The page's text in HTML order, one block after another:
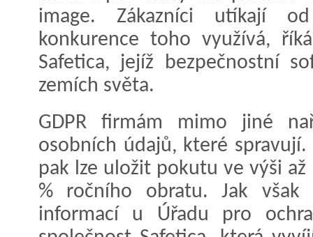
image. Zákazníci utíkají
konkurence toho využívá,
Safetica, jejíž bezpečnostní
zemích světa.
GDPR firmám mimo jiné
osobních údajů, které
pak lze uložit pokutu ve výši
% ročního obratu. Jak však
informací u Úřadu pro